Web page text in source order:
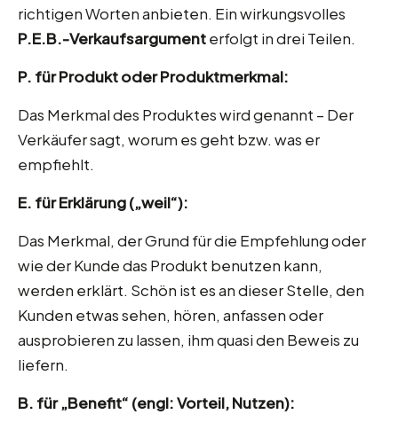
richtigen Worten anbieten. Ein wirkungsvolles
P.E.B.-Verkaufsargumenterfolgt in drei Teilen.
P. für Produkt oder Produktmerkmal:
Das Merkmal des Produktes wird genannt – Der
Verkäufer sagt, worum es geht bzw. was er
empfiehlt.
E. für Erklärung („weil“):
Das Merkmal, der Grund für die Empfehlung oder
wie der Kunde das Produkt benutzen kann,
werden erklärt. Schön ist es an dieser Stelle, den
Kunden etwas sehen, hören, anfassen oder
ausprobieren zu lassen, ihm quasi den Beweis zu
liefern.
B. für „Benefit“ (engl: Vorteil, Nutzen):